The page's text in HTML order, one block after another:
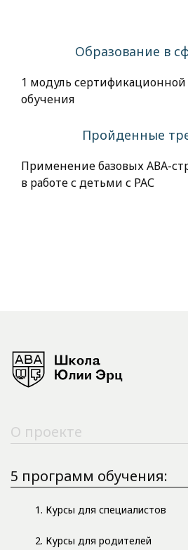
Образование в
1 модуль
обучения
Пройденные
Применение базовых АВА-
в работе с детьми с РАС
О проекте
5 программ обучения:
1. Курсы для специалистов
2. Курсы для родителей